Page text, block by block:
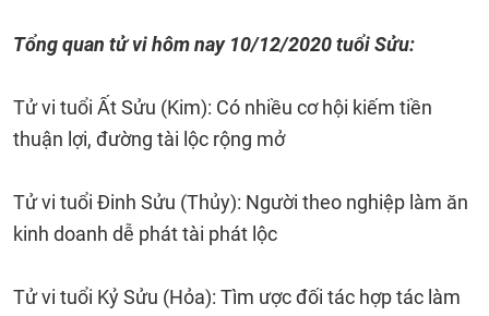
Tổng quan tử vi hôm nay 10/12/2020 tuổi Sửu:
Tử vi tuổi Ất Sửu (Kim): Có nhiều cơ hội kiếm tiền
thuận lợi, đường tài lộc rộng mở
Tử vi tuổi Đinh Sửu (Thủy): Người theo nghiệp làm ăn
kinh doanh dễ phát tài phát lộc
Tử vi tuổi Kỷ Sửu (Hỏa): Tìm ược đối tác hợp tác làm